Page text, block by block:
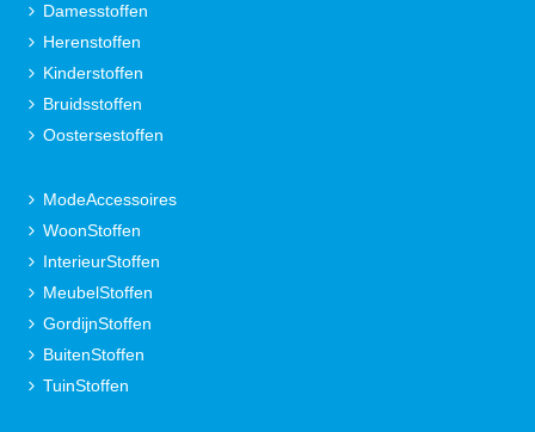
Damesstoffen
Herenstoffen
Kinderstoffen
Bruidsstoffen
Oostersestoffen
ModeAccessoires
WoonStoffen
InterieurStoffen
MeubelStoffen
GordijnStoffen
BuitenStoffen
TuinStoffen